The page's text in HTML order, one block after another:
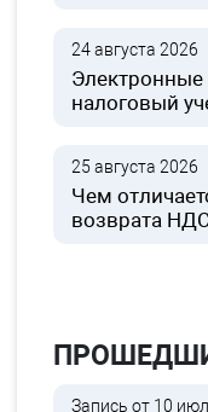
24 августа 2026
Электронные
налоговый
25 августа 2026
Чем
возврата
Запись от 10